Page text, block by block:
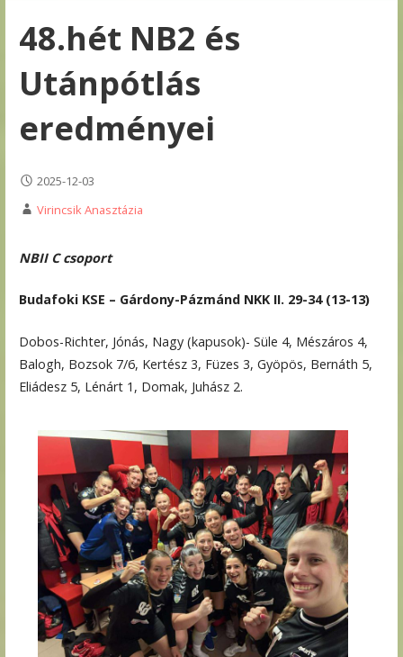
48.hét NB2 és
Utánpótlás
eredményei
2025-12-03
Virincsik Anasztázia
NBII C csoport
Budafoki KSE – Gárdony-Pázmánd NKK II. 29-34 (13-13)
Dobos-Richter, Jónás, Nagy (kapusok)- Süle 4, Mészáros 4,
Balogh, Bozsok 7/6, Kertész 3, Füzes 3, Gyöpös, Bernáth 5,
Eliádesz 5, Lénárt 1, Domak, Juhász 2.